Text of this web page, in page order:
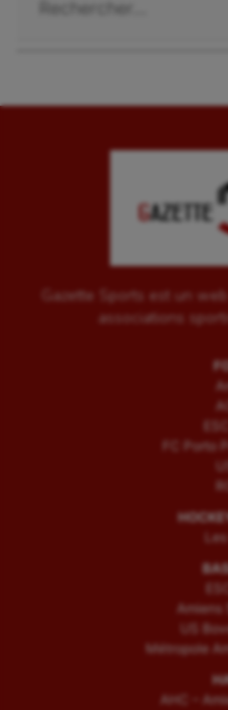
Gazette Sports est un
associations
FC Porto
Amiens
US
Métropole
AHC –